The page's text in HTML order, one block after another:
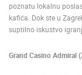
poznatu lokalnu
kafića. Dok ste u
suptilno iskustvo
Grand Casino Admiral